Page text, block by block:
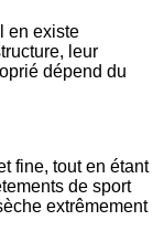
en existe
leur
dépend du
fine, tout en étant
de sport
extrêmement